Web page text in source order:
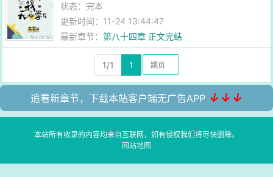
状态：完本
更新时间：11-24 13:44:47
最新章节：第八十四章 正文完结
1/1 1
追看新章节，下载本站客户端无广告APP ↓↓↓
本站所有收录的内容均来自互联网，如有侵权我们将尽快删除。
网站地图